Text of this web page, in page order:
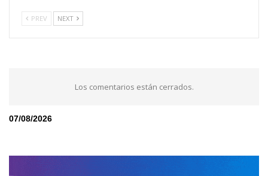
PREV NEXT
Los comentarios están cerrados.
07/08/2026